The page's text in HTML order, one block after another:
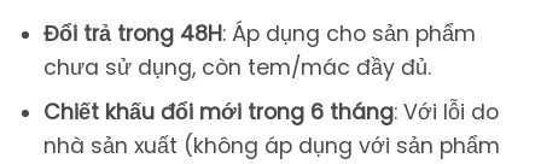
Đổi trả trong 48H: Áp dụng cho sản phẩm
chưa sử dụng, còn tem/mác đầy đủ.
Chiết khấu đổi mới trong 6 tháng: Với lỗi do
nhà sản xuất (không áp dụng với sản phẩm